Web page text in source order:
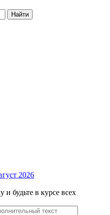
Найти
2026
будьте в курсе всех